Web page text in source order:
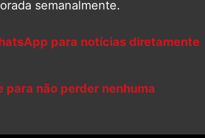
semanalmente.
para notícias diretamente
para não perder nenhuma